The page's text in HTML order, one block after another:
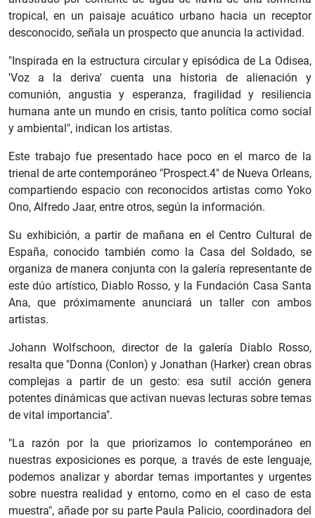
tropical, en un paisaje acuático urbano hacia un receptor
desconocido, señala un prospecto que anuncia la actividad.
"Inspirada en la estructura circular y episódica de La Odisea,
'Voz a la deriva' cuenta una historia de alienación y
comunión, angustia y esperanza, fragilidad y resiliencia
humana ante un mundo en crisis, tanto política como social
y ambiental", indican los artistas.
Este trabajo fue presentado hace poco en el marco de la
trienal de arte contemporáneo "Prospect.4" de Nueva Orleans,
compartiendo espacio con reconocidos artistas como Yoko
Ono, Alfredo Jaar, entre otros, según la información.
Su exhibición, a partir de mañana en el Centro Cultural de
España, conocido también como la Casa del Soldado, se
organiza de manera conjunta con la galería representante de
este dúo artístico, Diablo Rosso, y la Fundación Casa Santa
Ana, que próximamente anunciará un taller con ambos
artistas.
Johann Wolfschoon, director de la galería Diablo Rosso,
resalta que "Donna (Conlon) y Jonathan (Harker) crean obras
complejas a partir de un gesto: esa sutil acción genera
potentes dinámicas que activan nuevas lecturas sobre temas
de vital importancia".
"La razón por la que priorizamos lo contemporáneo en
nuestras exposiciones es porque, a través de este lenguaje,
podemos analizar y abordar temas importantes y urgentes
sobre nuestra realidad y entorno, como en el caso de esta
muestra", añade por su parte Paula Palicio, coordinadora del